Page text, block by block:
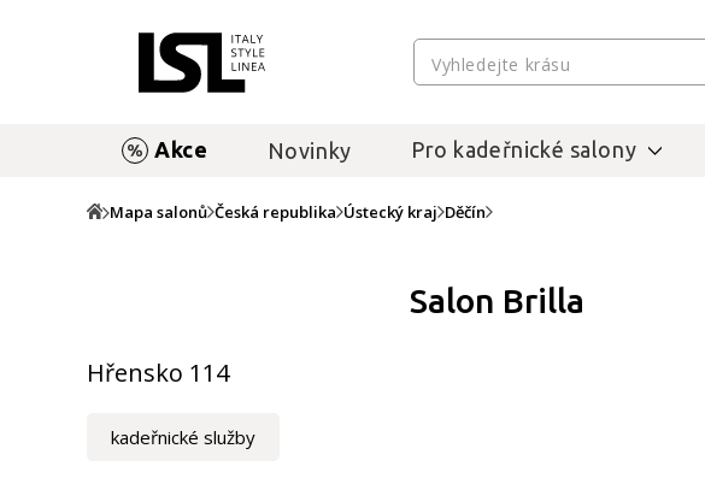
Akce Novinky Pro kadeřnické salony
Mapa salonů Česká republika Ústecký kraj Děčín
Salon Brilla
Hřensko 114
kadeřnické služby